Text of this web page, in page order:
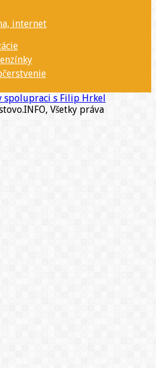
internet
spolupraci s Filip Hrkel
Všetky práva